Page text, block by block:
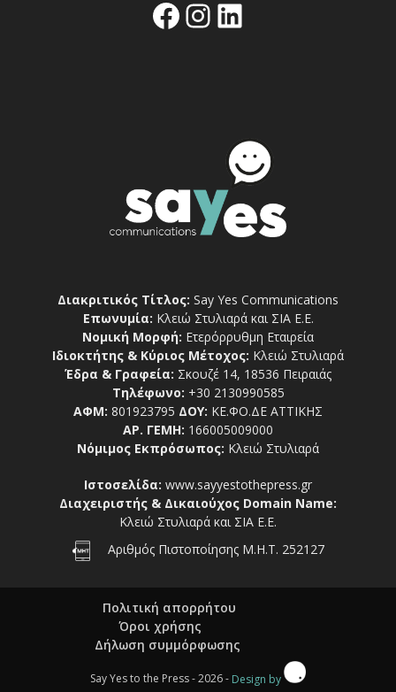
Facebook
Instagram
Linkedin
Διακριτικός Τίτλος: Say Yes Communications
Επωνυμία: Κλειώ Στυλιαρά και ΣΙΑ Ε.Ε.
Νομική Μορφή: Ετερόρρυθμη Εταιρεία
Ιδιοκτήτης & Κύριος Μέτοχος: Κλειώ Στυλιαρά
Έδρα & Γραφεία: Σκουζέ 14, 18536 Πειραιάς
Τηλέφωνο: +30 2130990585
ΑΦΜ: 801923795 ΔΟΥ: ΚΕ.ΦΟ.ΔΕ ΑΤΤΙΚΗΣ
ΑΡ. ΓΕΜΗ: 166005009000
Νόμιμος Εκπρόσωπος: Κλειώ Στυλιαρά
Ιστοσελίδα: www.sayyestothepress.gr
Διαχειριστής & Δικαιούχος Domain Name:
Κλειώ Στυλιαρά και ΣΙΑ Ε.Ε.
Αριθμός Πιστοποίησης Μ.Η.Τ. 252127
Πολιτική απορρήτου
Όροι χρήσης
Δήλωση συμμόρφωσης
Say Yes to the Press - 2026 - Design by